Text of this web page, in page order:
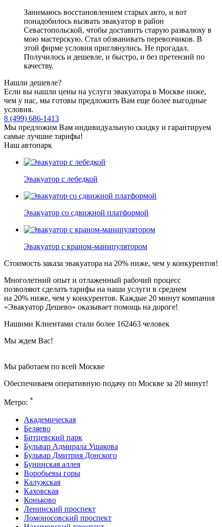
Занимаюсь восстановлением старых авто, и вот
понадобилось вызвать эвакуатор в район
Севастопольской, чтобы доставить старую развалюху в
мою мастерскую. Стал обзванивать перевозчиков. В
этой фирме условия приглянулись. Не прогадал.
Получилось и дешевле, и быстро, и без претензий по
качеству.
Нашли дешевле?
Если вы нашли цены на услуги эвакуатора в Москве ниже,
чем у нас, мы готовы предложить Вам еще более выгодные
условия.
8 (499) 686-1413
Мы предложим Вам индивидуальную скидку и гарантируем
самые лучшие тарифы!
Наш автопарк
Эвакуатор с лебедкой
Эвакуатор со сдвижной платформой
Эвакуатор с краном-манипулятором
Стоимость заказа эвакуатора на 20% ниже, чем у конкурентов!
Многолетний опыт и отлаженный рабочий процесс
позволяют сделать тарифы на наши услуги в среднем
на 20% ниже, чем у конкурентов. Каждые 20 минут компания
«Эвакуатор Дешево» оказывает помощь на дороге!
Нашими Клиентами стали более 162463 человек
Мы ждем Вас!
Мы работаем по всей Москве
Обеспечиваем оперативную подачу по Москве за 20 минут!
Метро: *
Академическая
Беляево
Битцевский парк
Бульвар Адмирала Ушакова
Бульвар Дмитрия Донского
Бунинская аллея
Воробьевы горы
Калужская
Каховская
Коньково
Ленинский проспект
Ломоносовский проспект